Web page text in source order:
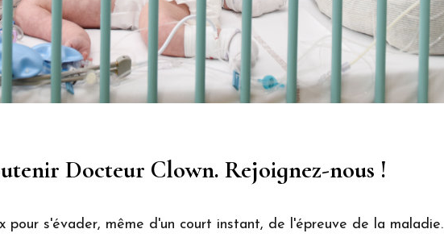
Docteur Clown. Rejoignez-nous !
s'évader, même d'un court instant, de l'épreuve de la maladie.